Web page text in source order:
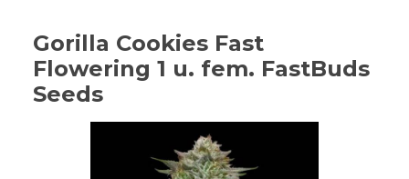
Gorilla Cookies Fast
Flowering 1 u. fem. FastBuds
Seeds